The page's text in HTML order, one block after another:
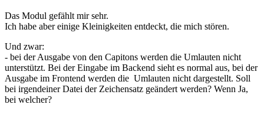
Das Modul gefählt mir sehr.
Ich habe aber einige Kleinigkeiten entdeckt, die mich stören.
Und zwar:
- bei der Ausgabe von den Capitons werden die Umlauten nicht
unterstützt. Bei der Eingabe im Backend sieht es normal aus, bei der
Ausgabe im Frontend werden die Umlauten nicht dargestellt. Soll
bei irgendeiner Datei der Zeichensatz geändert werden? Wenn Ja,
bei welcher?